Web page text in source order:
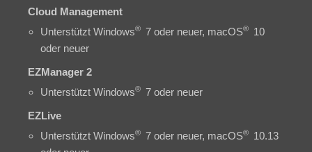
Cloud Management
Unterstützt Windows® 7 oder neuer, macOS®
10
oder neuer
EZManager 2
Unterstützt Windows® 7 oder neuer
EZLive
Unterstützt Windows® 7 oder neuer, macOS®
10.13